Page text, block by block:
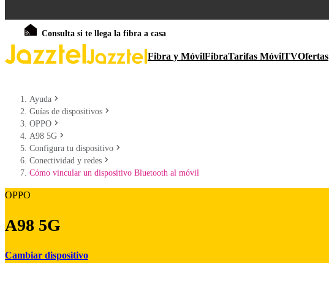
Consulta si te llega la fibra a casa
Fibra y MóvilFibraTarifas MóvilTVOfertas
Ayuda
Guías de dispositivos
OPPO
A98 5G
Configura tu dispositivo
Conectividad y redes
Cómo vincular un dispositivo Bluetooth al móvil
OPPO
A98 5G
Cambiar dispositivo